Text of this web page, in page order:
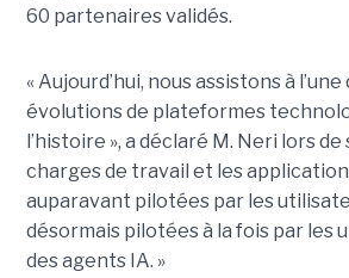
60 partenaires validés.
« Aujourd’hui, nous assistons à
évolutions de plateformes
l’histoire », a déclaré M. Neri lors
charges de travail et les
auparavant pilotées par les
désormais pilotées à la fois par les
des agents IA. »